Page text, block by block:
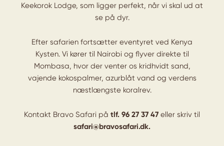
Keekorok Lodge, som ligger perfekt, når vi skal ud at
se på dyr.
Efter safarien fortsætter eventyret ved Kenya
Kysten. Vi kører til Nairobi og flyver direkte til
Mombasa, hvor der venter os kridhvidt sand,
vajende kokospalmer, azurblåt vand og verdens
næstlængste koralrev.
Kontakt Bravo Safari på tlf. 96 27 37 47 eller skriv til
safari@bravosafari.dk.